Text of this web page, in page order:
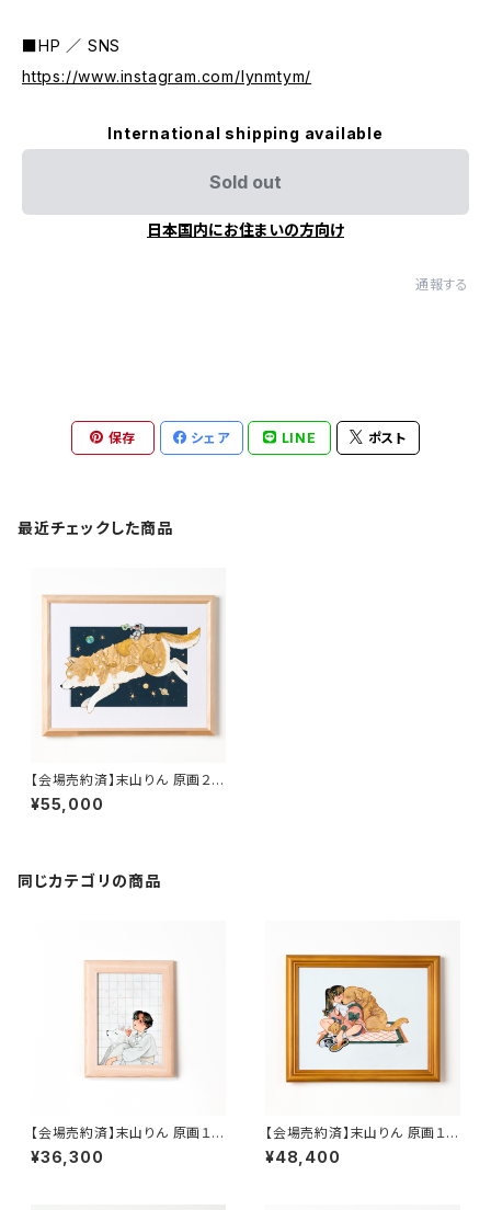
■HP ／ SNS
https://www.instagram.com/lynmtym/
International shipping available
Sold out
日本国内にお住まいの方向け
通報する
保存 シェア LINE ポスト
最近チェックした商品
【会場売約済】末山りん 原画２
「いざやわらかな月へ」
¥55,000
同じカテゴリの商品
【会場売約済】末山りん 原画１６
「わたげの予感」
¥36,300
【会場売約済】末山りん 原画１１
「ぬくもりのおすそわけ」
¥48,400